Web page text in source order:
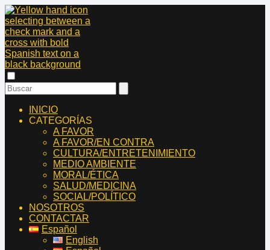
INICIO
CATEGORÍAS
A FAVOR
A FAVOR/EN CONTRA
CULTURA/ENTRETENIMIENTO
MEDIO AMBIENTE
MORAL/ÉTICA
SALUD/MEDICINA
SOCIAL/POLÍTICO
NOSOTROS
CONTACTAR
Español
English